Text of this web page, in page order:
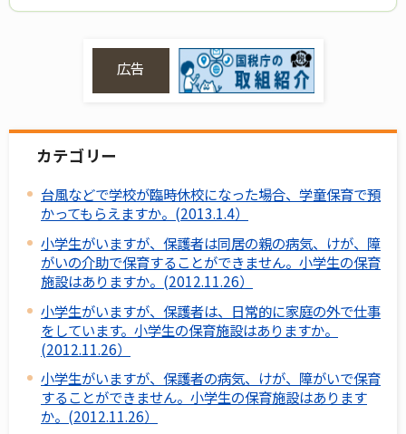
広告
カテゴリー
台風などで学校が臨時休校になった場合、学童保育で預
かってもらえますか。(2013.1.4）
小学生がいますが、保護者は同居の親の病気、けが、障
がいの介助で保育することができません。小学生の保育
施設はありますか。(2012.11.26）
小学生がいますが、保護者は、日常的に家庭の外で仕事
をしています。小学生の保育施設はありますか。
(2012.11.26）
小学生がいますが、保護者の病気、けが、障がいで保育
することができません。小学生の保育施設はあります
か。(2012.11.26）